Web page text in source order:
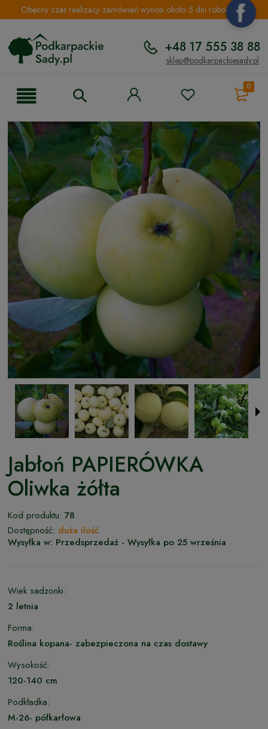
Obecny czas realizacji zamówień wynosi około 5 dni roboczych.
+48 17 555 38 88
sklep@podkarpackiesady.pl
0
Jabłoń PAPIERÓWKA
Oliwka żółta
Kod produktu: 78
Dostępność: duża ilość
Wysyłka w: Przedsprzedaż - Wysyłka po 25 września
Wiek sadzonki:
2 letnia
Forma:
Roślina kopana- zabezpieczona na czas dostawy
Wysokość:
120-140 cm
Podkładka:
M-26- półkarłowa